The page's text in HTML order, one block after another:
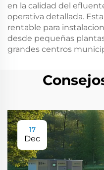
en la calidad del
operativa detallada.
rentable para
desde pequeñas
grandes centros
17
Dec